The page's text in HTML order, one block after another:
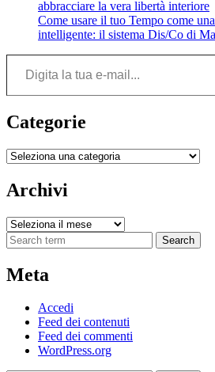
abbracciare la vera libertà interiore
Come usare il tuo Tempo come
intelligente: il sistema Dis/Co di
Digita la tua e-mail...
Categorie
Categorie
Archivi
Archivi
Search
Meta
Accedi
Feed dei contenuti
Feed dei commenti
WordPress.org